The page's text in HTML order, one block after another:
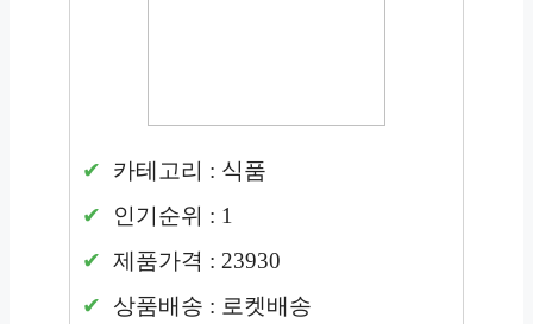
카테고리 : 식품
인기순위 : 1
제품가격 : 23930
상품배송 : 로켓배송